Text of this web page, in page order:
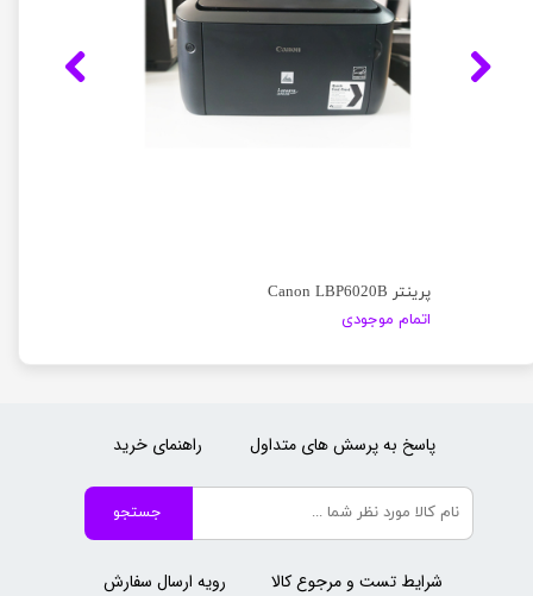
پرینتر Canon LBP6020B
اتمام موجودی
جستجو
رویه ارسال سفارش
راهنمای خرید پاسخ به پرسش های متداول
شرایط تست و مرجوع کالا